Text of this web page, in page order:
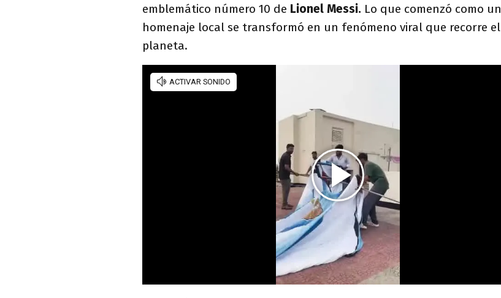
emblemático número 10 de Lionel Messi. Lo que comenzó como un
homenaje local se transformó en un fenómeno viral que recorre el
planeta.